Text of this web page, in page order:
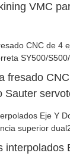
VMC
fresado
Sauter
interpolados